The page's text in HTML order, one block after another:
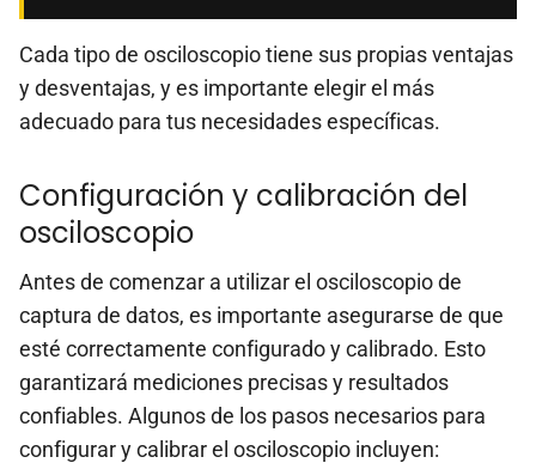
Cada tipo de osciloscopio tiene sus propias ventajas
y desventajas, y es importante elegir el más
adecuado para tus necesidades específicas.
Configuración y calibración del
osciloscopio
Antes de comenzar a utilizar el osciloscopio de
captura de datos, es importante asegurarse de que
esté correctamente configurado y calibrado. Esto
garantizará mediciones precisas y resultados
confiables. Algunos de los pasos necesarios para
configurar y calibrar el osciloscopio incluyen: